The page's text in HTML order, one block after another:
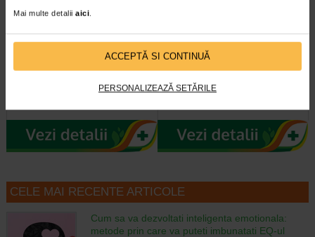
Mai multe detalii aici.
ACCEPTĂ SI CONTINUĂ
PERSONALIZEAZĂ SETĂRILE
Crema eritem fesier Pasta
all’Acqua, 100 ml, VITAMIN…
Emulsie absorbanta, calmanta si
protectoare care contine 10% oxid
Spray pudra protector, 150 ml,
VITAMIN DERMINA
Recomandat in cazul transpiratiei
excesive si a mirosurilor neplacute,
CELE MAI RECENTE ARTICOLE
Cum sa va dezvoltati inteligenta emotionala:
metode prin care va puteti imbunatati EQ-ul